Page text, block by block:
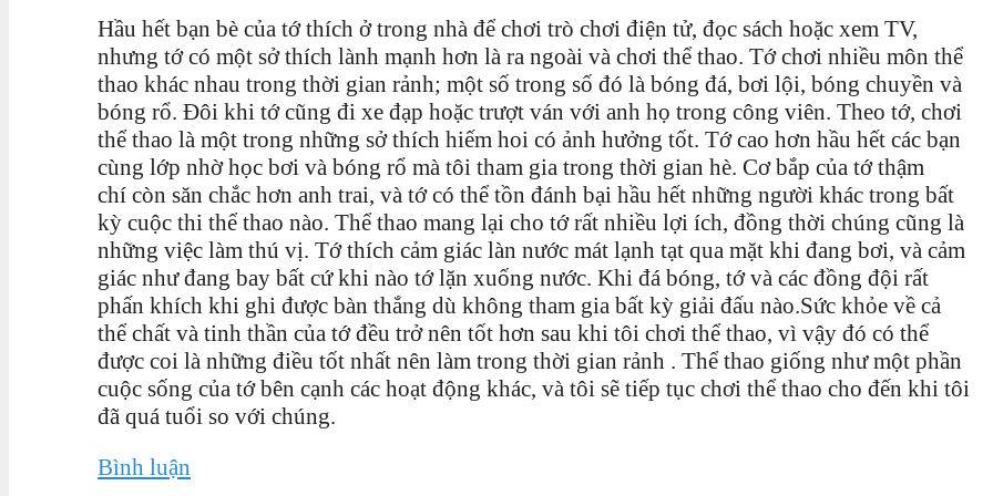
Hầu hết bạn bè của tớ thích ở trong nhà để chơi trò chơi điện tử, đọc sách hoặc xem TV,
nhưng tớ có một sở thích lành mạnh hơn là ra ngoài và chơi thể thao. Tớ chơi nhiều môn thể
thao khác nhau trong thời gian rảnh; một số trong số đó là bóng đá, bơi lội, bóng chuyền và
bóng rổ. Đôi khi tớ cũng đi xe đạp hoặc trượt ván với anh họ trong công viên. Theo tớ, chơi
thể thao là một trong những sở thích hiếm hoi có ảnh hưởng tốt. Tớ cao hơn hầu hết các bạn
cùng lớp nhờ học bơi và bóng rổ mà tôi tham gia trong thời gian hè. Cơ bắp của tớ thậm
chí còn săn chắc hơn anh trai, và tớ có thể tồn đánh bại hầu hết những người khác trong bất
kỳ cuộc thi thể thao nào. Thể thao mang lại cho tớ rất nhiều lợi ích, đồng thời chúng cũng là
những việc làm thú vị. Tớ thích cảm giác làn nước mát lạnh tạt qua mặt khi đang bơi, và cảm
giác như đang bay bất cứ khi nào tớ lặn xuống nước. Khi đá bóng, tớ và các đồng đội rất
phấn khích khi ghi được bàn thắng dù không tham gia bất kỳ giải đấu nào.Sức khỏe về cả
thể chất và tinh thần của tớ đều trở nên tốt hơn sau khi tôi chơi thể thao, vì vậy đó có thể
được coi là những điều tốt nhất nên làm trong thời gian rảnh . Thể thao giống như một phần
cuộc sống của tớ bên cạnh các hoạt động khác, và tôi sẽ tiếp tục chơi thể thao cho đến khi tôi
đã quá tuổi so với chúng.
Bình luận